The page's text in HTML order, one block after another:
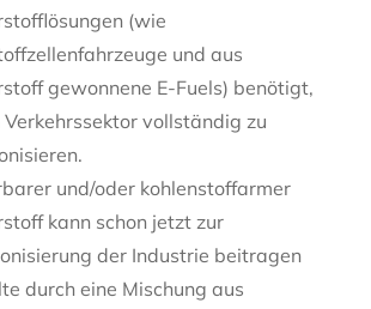
(wie
und aus
gewonnene E-Fuels) benötigt,
Verkehrssektor vollständig zu
und/oder kohlenstoffarmer
kann schon jetzt zur
der Industrie beitragen
durch eine Mischung aus